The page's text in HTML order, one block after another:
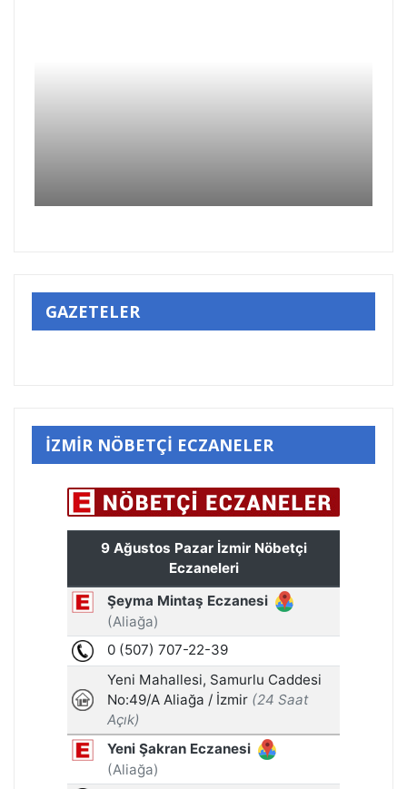
GAZETELER
İZMİR NÖBETÇİ ECZANELER